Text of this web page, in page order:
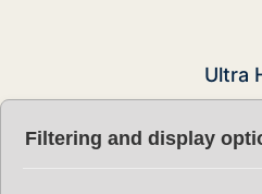
Ultra
Filtering and display